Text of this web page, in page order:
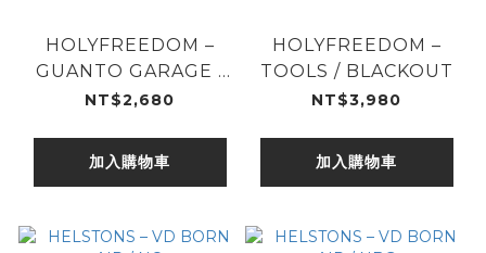
HOLYFREEDOM –
GUANTO GARAGE /
WHT
NT$2,680
加入購物車
HOLYFREEDOM –
TOOLS / BLACKOUT
NT$3,980
加入購物車